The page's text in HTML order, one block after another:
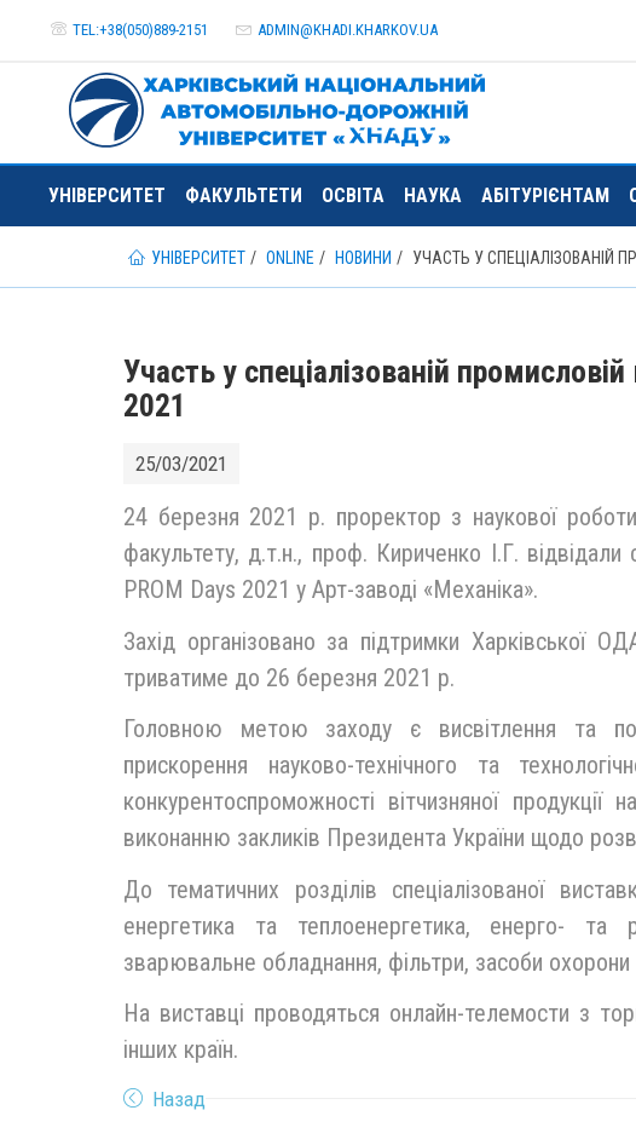
TEL:+38(050)889-2151 ADMIN@KHADI.KHARKOV.UA
УНІВЕРСИТЕТ ФАКУЛЬТЕТИ ОСВІТА НАУКА АБІТУРІЄНТАМ
УНІВЕРСИТЕТ ONLINE НОВИНИ УЧАСТЬ У СПЕЦІАЛІЗОВАНІЙ
Участь у спеціалізованій
2021
25/03/2021
24 березня 2021 р. проректор з наукової
факультету, д.т.н., проф. Кириченко І.Г.
PROM Days 2021 у Арт-заводі «Механіка».
Захід організовано за підтримки Харківської
триватиме до 26 березня 2021 р.
Головною метою заходу є висвітлення та
прискорення науково-технічного та
конкурентоспроможності вітчизняної
виконанню закликів Президента України щодо
До тематичних розділів спеціалізованої
енергетика та теплоенергетика, енерго- та
зварювальне обладнання, фільтри, засоби охорони
На виставці проводяться онлайн-телемости з
інших країн.
Назад